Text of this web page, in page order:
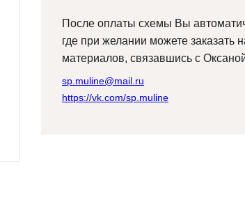
После оплаты схемы Вы
где при желании можете заказать
материалов, связавшись с
sp.muline@mail.ru
https://vk.com/sp.muline